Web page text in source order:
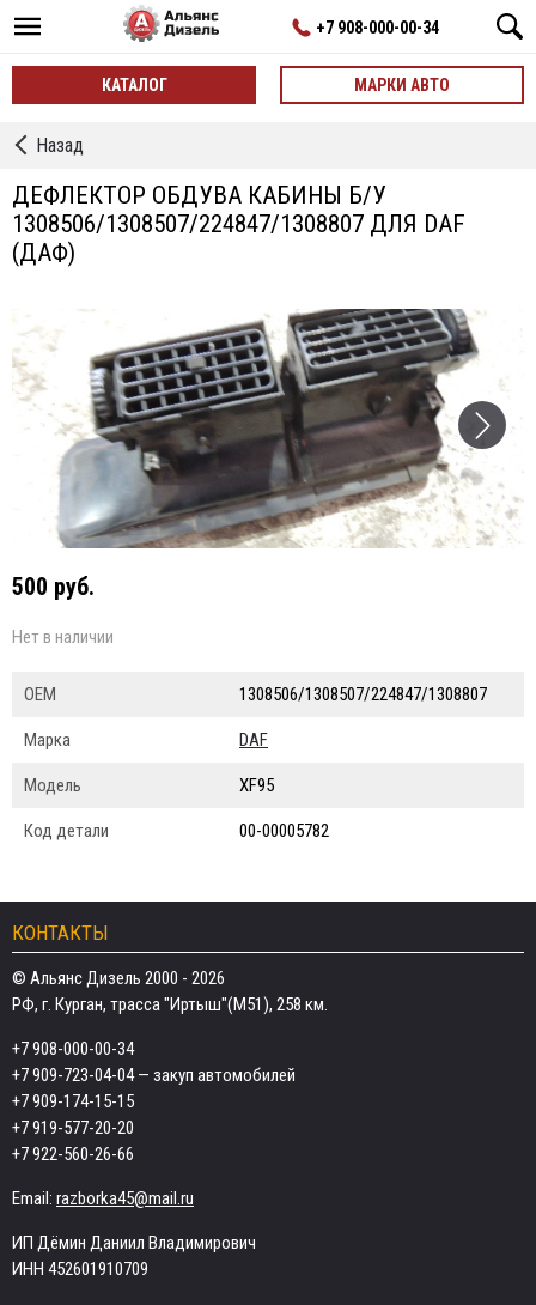
+7 908-000-00-34
КАТАЛОГ МАРКИ АВТО
←
по
салону
б/
у
Назад
ДЕФЛЕКТОР ОБДУВА КАБИНЫ Б/У
1308506/1308507/224847/1308807 ДЛЯ DAF
(ДАФ)
500 руб.
Нет в наличии
ОЕМ 1308506/1308507/224847/1308807
Марка DAF
Модель XF95
Код детали 00-00005782
КОНТАКТЫ
© Альянс Дизель 2000 - 2026
РФ, г. Курган, трасса "Иртыш"(М51), 258 км.
+7 908-000-00-34
+7 909-723-04-04— закуп автомобилей
+7 909-174-15-15
+7 919-577-20-20
+7 922-560-26-66
Email: razborka45@mail.ru
ИП Дёмин Даниил Владимирович
ИНН 452601910709